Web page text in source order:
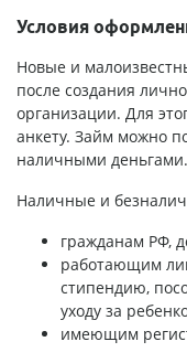
Условия
Новые и
после создания
организации. Для
анкету. Займ можно
наличными деньгами.
Наличные и
гражданам РФ,
работающим
стипендию,
уходу за
имеющим